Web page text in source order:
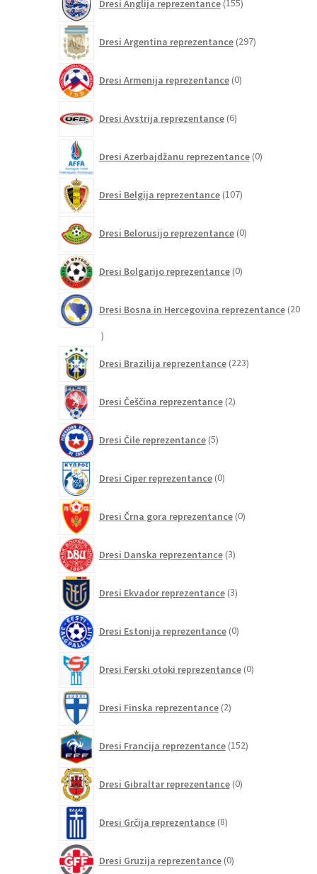
Dresi Anglija reprezentance 155izdelkov
Dresi Argentina reprezentance 297izdelkov
Dresi Armenija reprezentance 0izdelkov
Dresi Avstrija reprezentance 6izdelkov
Dresi Azerbajdžanu reprezentance 0izdelkov
Dresi Belgija reprezentance 107izdelkov
Dresi Belorusijo reprezentance 0izdelkov
Dresi Bolgarijo reprezentance 0izdelkov
Dresi Bosna in Hercegovina reprezentance 20
20
Dresi Brazilija reprezentance 223izdelkov
Dresi Češčina reprezentance 2izdelka
Dresi Čile reprezentance 5izdelkov
Dresi Ciper reprezentance 0izdelkov
Dresi Črna gora reprezentance 0izdelkov
Dresi Danska reprezentance 3izdelki
Dresi Ekvador reprezentance 3izdelki
Dresi Estonija reprezentance 0izdelkov
Dresi Ferski otoki reprezentance 0izdelkov
Dresi Finska reprezentance 2izdelka
Dresi Francija reprezentance 152izdelkov
Dresi Gibraltar reprezentance 0izdelkov
Dresi Grčija reprezentance 8izdelkov
Dresi Gruzija reprezentance 0izdelkov